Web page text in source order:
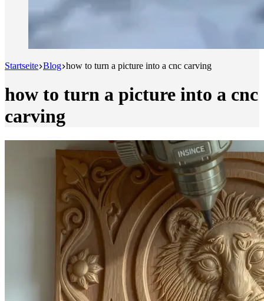
Startseite Blog how to turn a picture into a cnc carving
how to turn a picture into a cnc
carving